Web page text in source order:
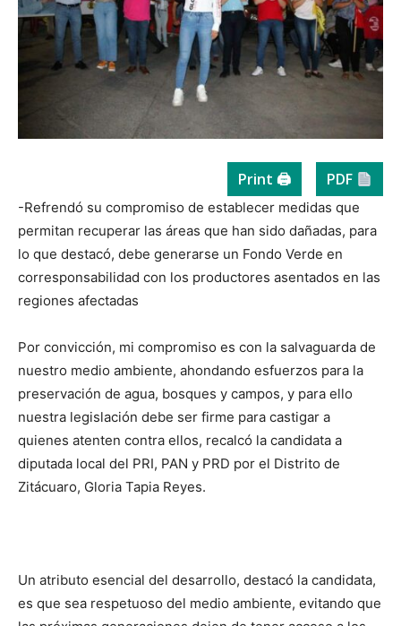
Print 🖨 PDF
-Refrendó su compromiso de establecer medidas que
permitan recuperar las áreas que han sido dañadas, para
lo que destacó, debe generarse un Fondo Verde en
corresponsabilidad con los productores asentados en las
regiones afectadas
Por convicción, mi compromiso es con la salvaguarda de
nuestro medio ambiente, ahondando esfuerzos para la
preservación de agua, bosques y campos, y para ello
nuestra legislación debe ser firme para castigar a
quienes atenten contra ellos, recalcó la candidata a
diputada local del PRI, PAN y PRD por el Distrito de
Zitácuaro, Gloria Tapia Reyes.
Un atributo esencial del desarrollo, destacó la candidata,
es que sea respetuoso del medio ambiente, evitando que